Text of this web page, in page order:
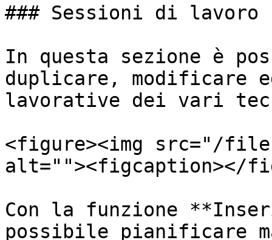
### Sessioni di lavoro
In questa sezione è
duplicare, modificare
lavorative dei vari
<figure><img src="/files/
alt=""><figcaption></
Con la funzione
possibile pianificare